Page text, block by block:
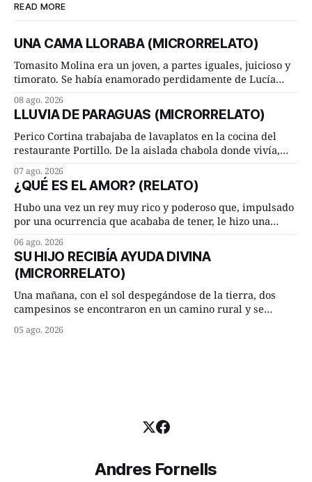
READ MORE
UNA CAMA LLORABA (MICRORRELATO)
Tomasito Molina era un joven, a partes iguales, juicioso y
timorato. Se había enamorado perdidamente de Lucía
ambos les iba de maravilla. Pero mantenían absoluta
discrepancia en un deseo ineluctable por parte de ella.
Lucía Arriate quería que ellos
08 ago. 2026
LLUVIA DE PARAGUAS (MICRORRELATO)
Perico Cortina trabajaba de lavaplatos en la cocina del
restaurante Portillo. De la aislada chabola donde vivía,
cuarto de hora andando a buen paso. Cierta noche,
terminada su jornada laboral caminaba él hacía su mísera
morada cundo comenzó a llover
07 ago. 2026
¿QUÉ ES EL AMOR? (RELATO)
Hubo una vez un rey muy rico y poderoso que, impulsado
por una ocurrencia que acababa de tener, le hizo una
Dime, hombre sabio, ¿qué es el amor según tú? Su
consejero, que era muy prudente y astuto le respondió de
inmediato:
06 ago. 2026
SU HIJO RECIBÍA AYUDA DIVINA
(MICRORRELATO)
Una mañana, con el sol despegándose de la tierra, dos
campesinos se encontraron en un camino rural y se
remolachas, Manuel? —quiso saber uno. —Eso acabo de
05 ago. 2026
Andres Fornells